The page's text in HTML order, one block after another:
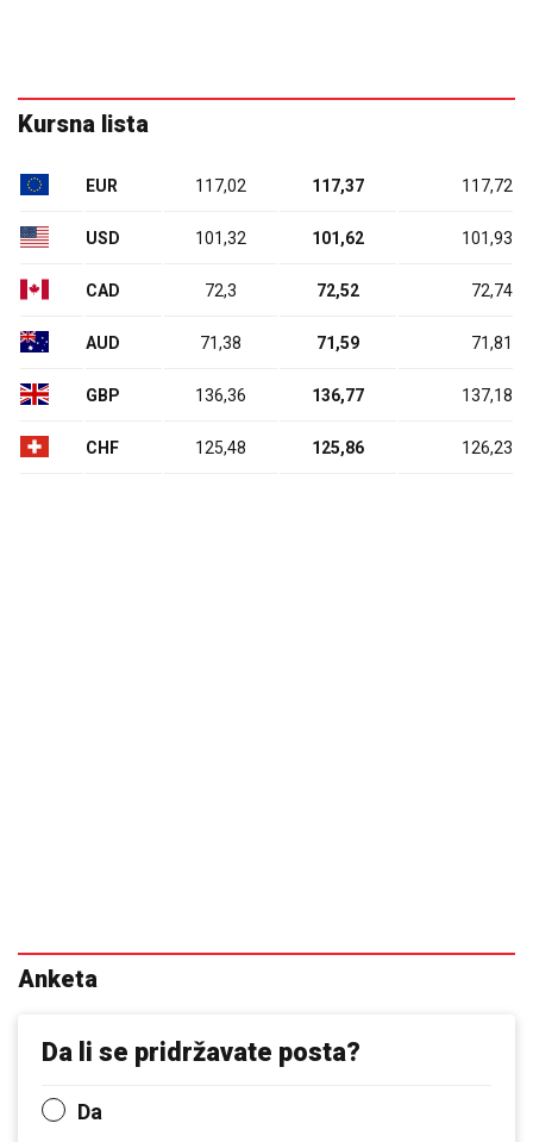
Kursna lista
EUR 117,02 117,37 117,72
USD 101,32 101,62 101,93
CAD 72,3 72,52 72,74
AUD 71,38 71,59 71,81
GBP 136,36 136,77 137,18
CHF 125,48 125,86 126,23
Anketa
Da li se pridržavate posta?
Da